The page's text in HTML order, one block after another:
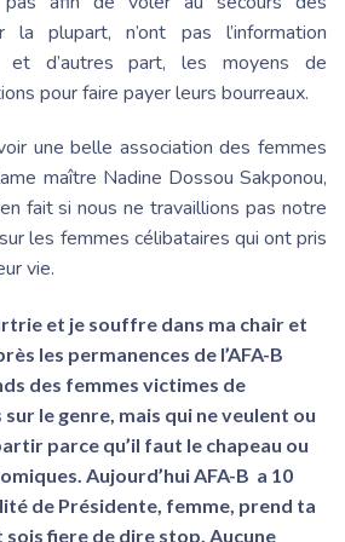
la plupart, n’ont pas l’information
et d’autres part, les moyens de
pour faire payer leurs bourreaux.
une belle association des femmes
maître Nadine Dossou Sakponou,
fait si nous ne travaillions pas notre
les femmes célibataires qui ont pris
vie.
et je souffre dans ma chair et
les permanences de l’AFA-B
des femmes victimes de
le genre, mais qui ne veulent ou
parce qu’il faut le chapeau ou
Aujourd’hui AFA-B a 10
de Présidente, femme, prend ta
fiere de dire stop. Aucune